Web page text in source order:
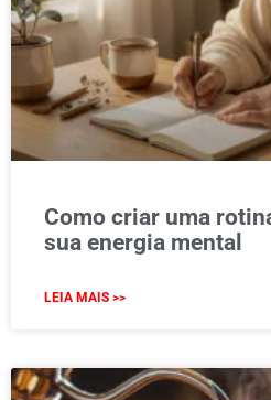
Como criar uma
sua energia mental
LEIA MAIS >>